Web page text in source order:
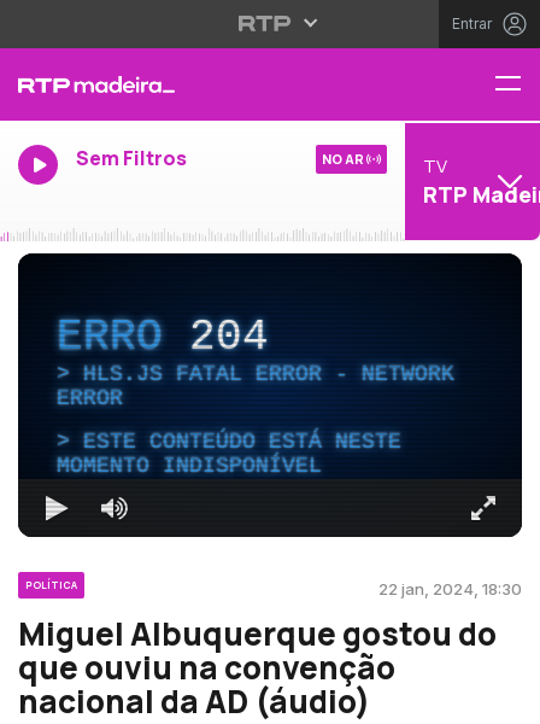
Entrar
Sem Filtros NO AR TV
RTP
ERRO204
HLS.JS FATAL ERROR - NETWORK
ERROR
ESTE CONTEÚDO ESTÁ NESTE
MOMENTO INDISPONÍVEL
POLÍTICA 22 jan, 2024, 18:30
Miguel Albuquerque gostou do
que ouviu na convenção
nacional da AD (áudio)